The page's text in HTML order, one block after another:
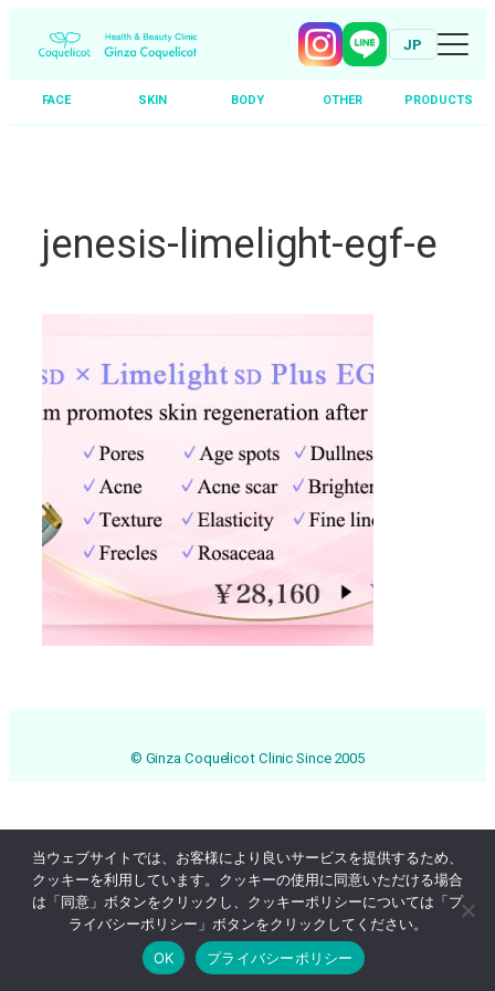
JP
FACE SKIN BODY OTHER PRODUCTS
Online Reservation 03-3569-1233
jenesis-limelight-egf-e
© Ginza Coquelicot Clinic Since 2005
当ウェブサイトでは、お客様により良いサービスを提供するため、
クッキーを利用しています。クッキーの使用に同意いただける場合
は「同意」ボタンをクリックし、クッキーポリシーについては「プ
ライバシーポリシー」ボタンをクリックしてください。
OK
プライバシーポリシー